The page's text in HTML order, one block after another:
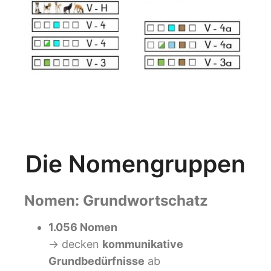
Die Nomengruppen
Nomen: Grundwortschatz
1.056 Nomen
→ decken kommunikative
Grundbedürfnisse ab